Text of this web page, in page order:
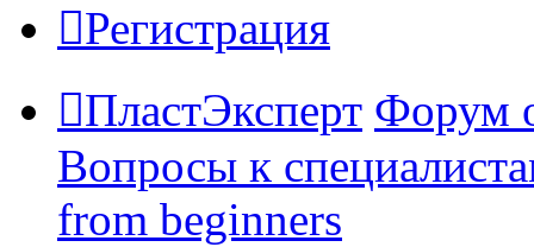
Регистрация
ПластЭксперт Форум
Вопросы к
from beginners